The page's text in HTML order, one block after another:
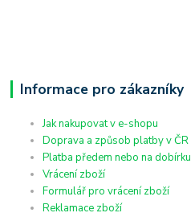
Informace pro zákazníky
Jak nakupovat v e-shopu
Doprava a způsob platby v ČR
Platba předem nebo na dobírku
Vrácení zboží
Formulář pro vrácení zboží
Reklamace zboží